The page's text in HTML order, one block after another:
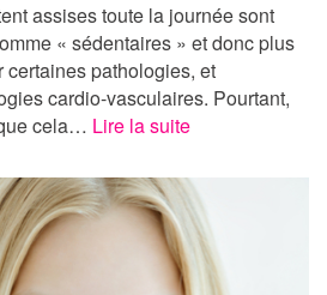
assises toute la journée sont
« sédentaires » et donc plus
pathologies, et
cardio-vasculaires. Pourtant,
cela… Lire la suite